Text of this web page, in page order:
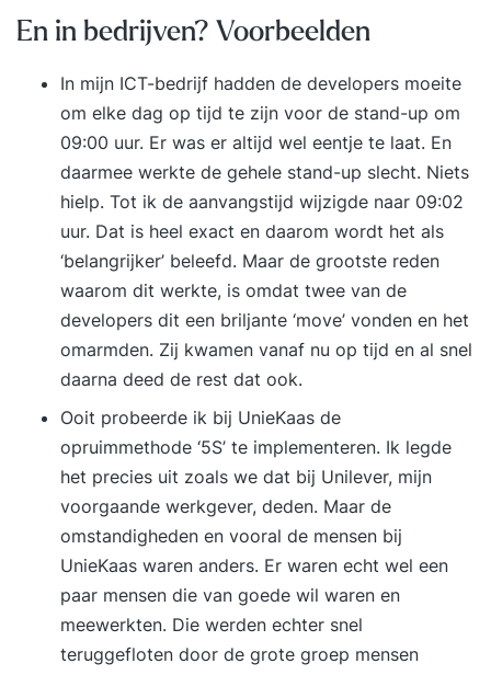
uitdagende situaties. Wat kun je na deze
sluitende adviezen geven over de
eigenwoningregeling. Klanten begeleiden bij de
juiste vastlegging van hun eigenwoningverleden.
Oplossingen bieden voor complexe vraagstukken
zoals overbruggingsfinancieringen en
vermogensopbouwproducten (KEW, SEW, BEW).
Met deze training ben je beter uitgerust om
klanten deskundig en efficiënt te helpen in jouw
adviespraktijk.
En in bedrijven? Voorbeelden
In mijn ICT-bedrijf hadden de developers moeite
om elke dag op tijd te zijn voor de stand-up om
09:00 uur. Er was er altijd wel eentje te laat. En
daarmee werkte de gehele stand-up slecht. Niets
hielp. Tot ik de aanvangstijd wijzigde naar 09:02
uur. Dat is heel exact en daarom wordt het als
‘belangrijker’ beleefd. Maar de grootste reden
waarom dit werkte, is omdat twee van de
developers dit een briljante ‘move’ vonden en het
omarmden. Zij kwamen vanaf nu op tijd en al snel
daarna deed de rest dat ook.
Ooit probeerde ik bij UnieKaas de
opruimmethode ‘5S’ te implementeren. Ik legde
het precies uit zoals we dat bij Unilever, mijn
voorgaande werkgever, deden. Maar de
omstandigheden en vooral de mensen bij
UnieKaas waren anders. Er waren echt wel een
paar mensen die van goede wil waren en
meewerkten. Die werden echter snel
teruggefloten door de grote groep mensen